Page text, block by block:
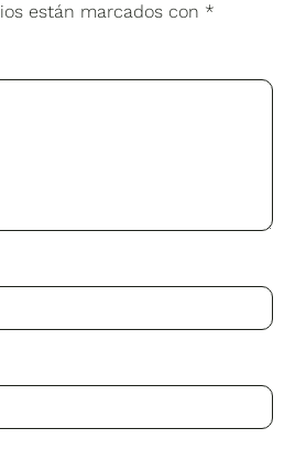
están marcados con *